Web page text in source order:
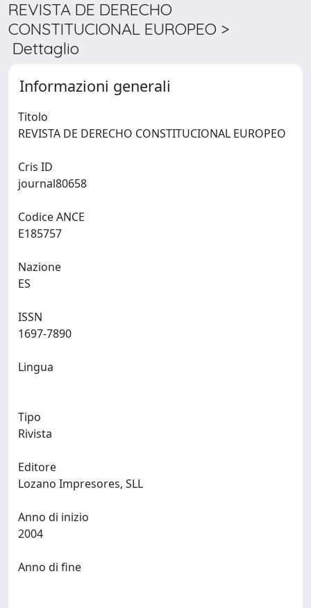
REVISTA DE DERECHO
CONSTITUCIONAL EUROPEO >
Dettaglio
Informazioni generali
Titolo
Cris ID
Codice ANCE
Nazione
ISSN
Lingua
Tipo
Rivista
Editore
Anno di inizio
Anno di fine